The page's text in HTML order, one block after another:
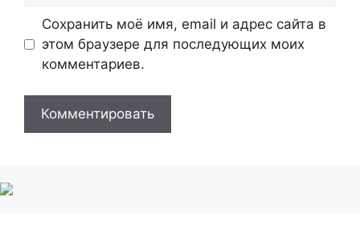
Сохранить моё имя, email и адрес сайта в
этом браузере для последующих моих
комментариев.